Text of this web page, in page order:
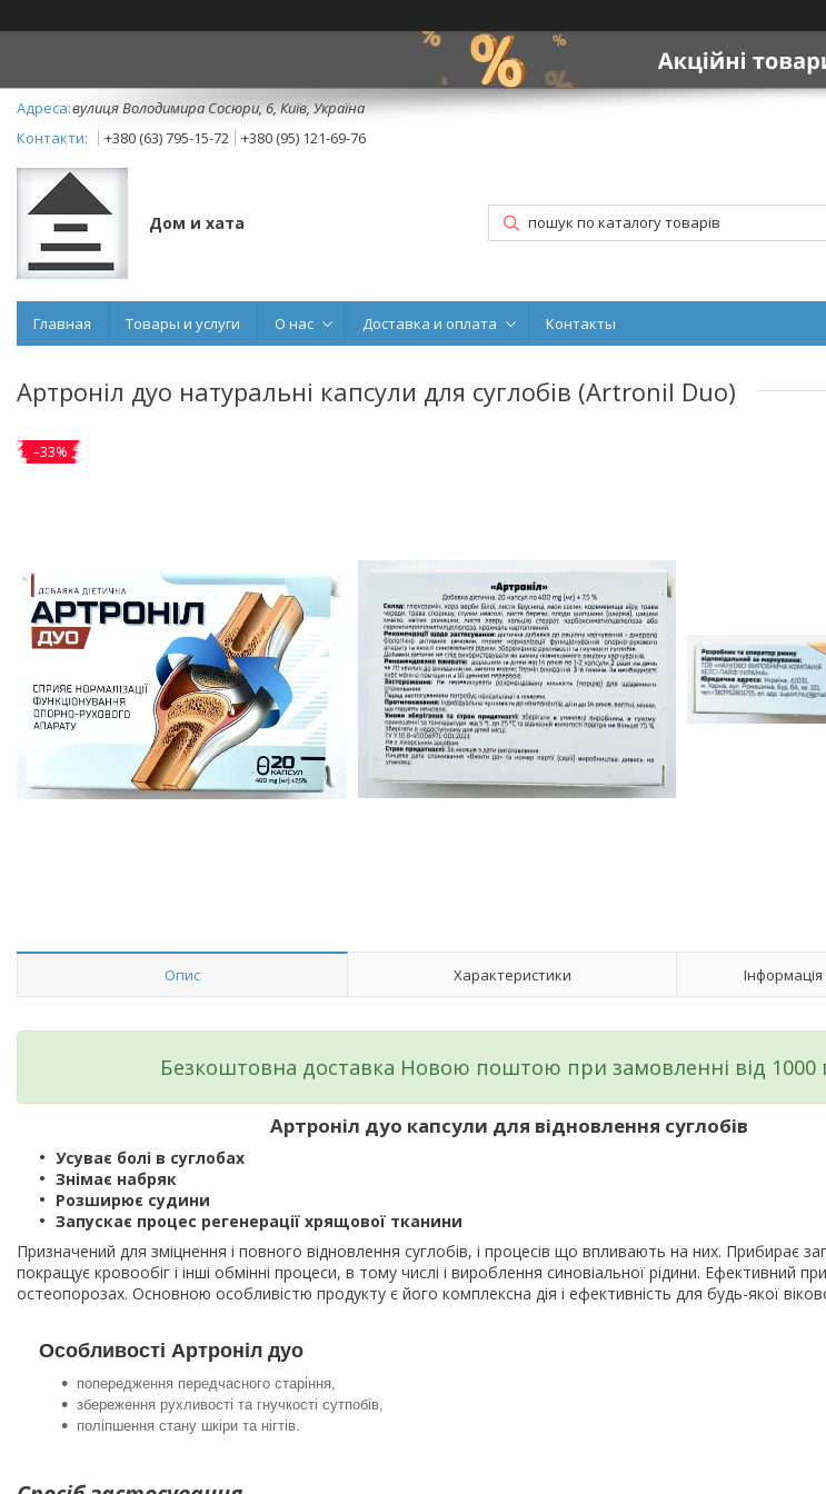
вулиця Володимира Сосюри, 6, Київ, Україна
+380 (63) 795-15-72
+380 (95) 121-69-76
Дом и хата
Главная Товары и услуги О нас Доставка и оплата Контакты
Артроніл дуо натуральні капсули для суглобів (Artronil Duo)
–33%
Опис Характеристики
Безкоштовна доставка Новою поштою при замовленні від 1000
Артроніл дуо капсули для відновлення суглобів
Усуває болі в суглобах
Знімає набряк
Розширює судини
Запускає процес регенерації хрящової тканини
Призначений для зміцнення і повного відновлення суглобів, і процесів що впливають на них. Прибирає
покращує кровообіг і інші обмінні процеси, в тому числі і вироблення синовіальної рідини. Ефективний
остеопорозах. Основною особливістю продукту є його комплексна дія і ефективність для будь-якої
Особливості Артроніл дуо
попередження передчасного старіння,
збереження рухливості та гнучкості сутпобів,
поліпшення стану шкіри та нігтів.